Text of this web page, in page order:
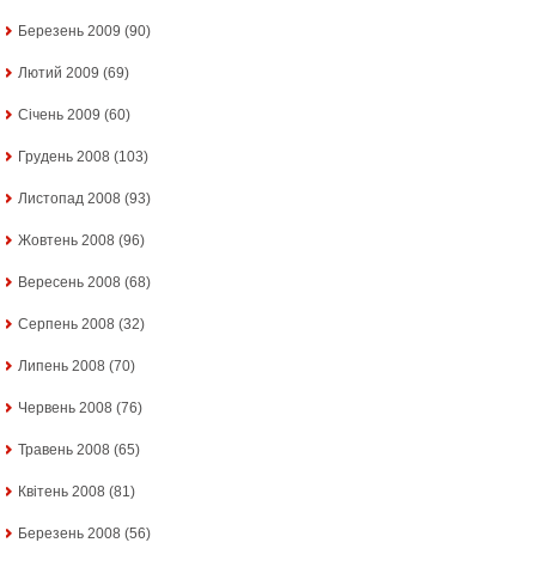
Березень 2009 (90)
Лютий 2009 (69)
Січень 2009 (60)
Грудень 2008 (103)
Листопад 2008 (93)
Жовтень 2008 (96)
Вересень 2008 (68)
Серпень 2008 (32)
Липень 2008 (70)
Червень 2008 (76)
Травень 2008 (65)
Квітень 2008 (81)
Березень 2008 (56)